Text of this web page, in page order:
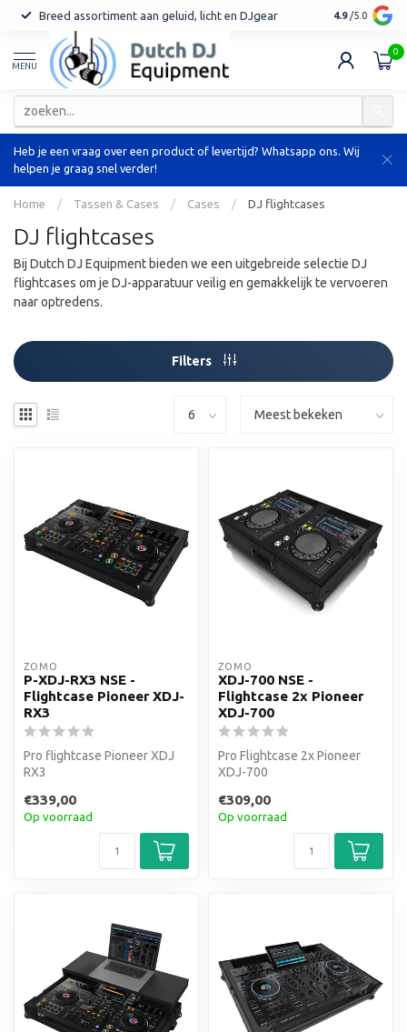
Breed assortiment aan geluid, licht en DJgear Tot 7 jaar
4.9 /5.0
MENU
0
Heb je een vraag over een product of levertijd? Whatsapp ons. Wij
helpen je graag snel verder!
Home / Tassen & Cases / Cases / DJ flightcases
DJ flightcases
Bij Dutch DJ Equipment bieden we een uitgebreide selectie DJ
flightcases om je DJ-apparatuur veilig en gemakkelijk te vervoeren
naar optredens.
Filters
ZOMO
P-XDJ-RX3 NSE -
Flightcase Pioneer XDJ-
RX3
Pro flightcase Pioneer XDJ
RX3
€339,00
Op voorraad
ZOMO
XDJ-700 NSE -
Flightcase 2x Pioneer
XDJ-700
Pro Flightcase 2x Pioneer
XDJ-700
€309,00
Op voorraad